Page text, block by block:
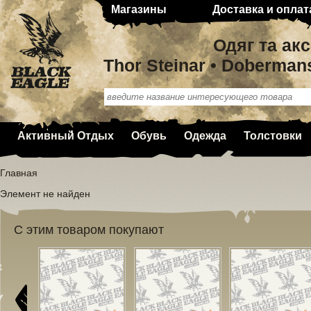
Магазины Доставка и
Одяг та
Thor Steinar •
Активный Отдых Обувь Одежда Толстовки
Главная
Элемент не найден
С этим товаром покупают